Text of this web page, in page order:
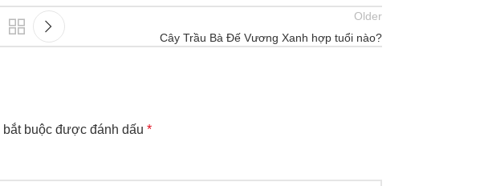
Older
Cây Trầu Bà Đế Vương Xanh hợp tuổi nào?
buộc được đánh dấu *